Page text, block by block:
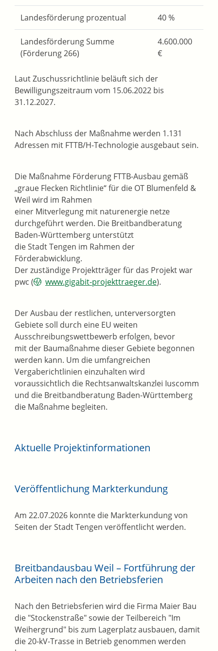
Landesförderung prozentual 40 %
Landesförderung Summe
(Förderung 266)
4.600.000
€
Laut Zuschussrichtlinie beläuft sich der
Bewilligungszeitraum vom 15.06.2022 bis
31.12.2027.
Nach Abschluss der Maßnahme werden 1.131
Adressen mit FTTB/H-Technologie ausgebaut sein.
Die Maßnahme Förderung FTTB-Ausbau gemäß
„graue Flecken Richtlinie“ für die OT Blumenfeld &
Weil wird im Rahmen
einer Mitverlegung mit naturenergie netze
durchgeführt werden. Die Breitbandberatung
Baden-Württemberg unterstützt
die Stadt Tengen im Rahmen der
Förderabwicklung.
Der zuständige Projektträger für das Projekt war
pwc (
www.gigabit-projekttraeger.de).
Der Ausbau der restlichen, unterversorgten
Gebiete soll durch eine EU weiten
Ausschreibungswettbewerb erfolgen, bevor
mit der Baumaßnahme dieser Gebiete begonnen
werden kann. Um die umfangreichen
Vergaberichtlinien einzuhalten wird
voraussichtlich die Rechtsanwaltskanzlei Iuscomm
und die Breitbandberatung Baden-Württemberg
die Maßnahme begleiten.
Aktuelle Projektinformationen
Veröffentlichung Markterkundung
Am 22.07.2026 konnte die Markterkundung von
Seiten der Stadt Tengen veröffentlicht werden.
Breitbandausbau Weil – Fortführung der
Arbeiten nach den Betriebsferien
Nach den Betriebsferien wird die Firma Maier Bau
die "Stockenstraße" sowie der Teilbereich "Im
Weihergrund" bis zum Lagerplatz ausbauen, damit
die 20-kV-Trasse in Betrieb genommen werden